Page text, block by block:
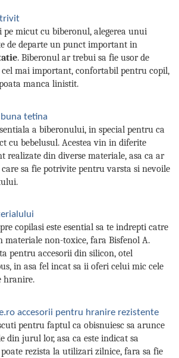
pe micut cu biberonul, alegerea unui
de departe un punct important in
. Biberonul ar trebui sa fie usor de
cel mai important, confortabil pentru copil,
manca linistit.
tetina
a biberonului, in special pentru ca
cu bebelusul. Acestea vin in diferite
realizate din diverse materiale, asa ca ar
sa fie potrivite pentru varsta si nevoile
copilasi este esential sa te indrepti catre
materiale non-toxice, fara Bisfenol A.
pentru accesorii din silicon, otel
in asa fel incat sa ii oferi celui mic cele
hranire.
accesorii pentru hranire rezistente
pentru faptul ca obisnuiesc sa arunce
din jurul lor, asa ca este indicat sa
poate rezista la utilizari zilnice, fara sa fie